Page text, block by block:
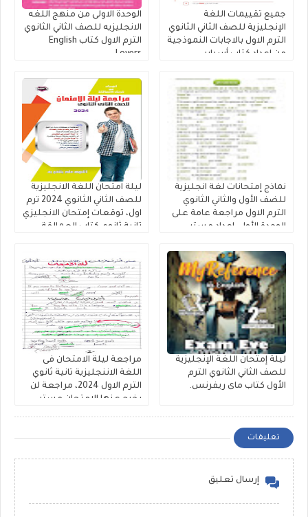
جميع تقييمات اللغة
الإنجليزية للصف الثاني الثانوي
الترم الاول بالاجابات النموذجية
من إعداد كتاب أسباير
الوحدة الاولى من منهج اللغه
الانجليزيه للصف الثاني الثانوي
الترم الاول كتاب English
Lovers
نماذج إمتحانات لغة انجليزية
للضف الأول والثاني الثانوي
الترم الاول مراجعة عامة على
الوحدة الأولى إعداد مستر
ليلة امتحان اللغة الانجليزية
للصف الثاني الثانوي 2024 ترم
اول، توقعات إمتحان الانجليزي
تانية ثانوي كتاب العمالقة
ليلة إمتحان اللغة الإنجليزية
للصف الثاني الثانوي الترم
الأول كتاب ماى ريفرنس.
مراجعة ليلة الامتحان فى
اللغة الاننجليزية تانية ثانوي
الترم الاول 2024، مراجعة لن
يخرج عنها الامتحان مستر
تعليقات
إرسال تعليق